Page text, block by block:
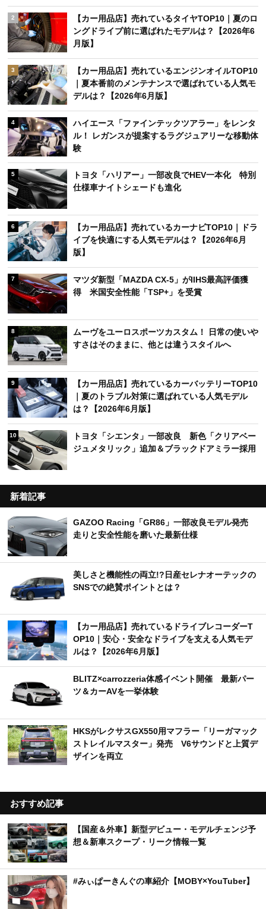
2
【カー用品店】売れているタイヤTOP10｜夏のロ
ングドライブ前に選ばれたモデルは？【2026年6
月版】
3
【カー用品店】売れているエンジンオイルTOP10
｜夏本番前のメンテナンスで選ばれている人気モ
デルは？【2026年6月版】
4
ハイエース「ファインテックツアラー」をレンタ
ル！ レガンスが提案するラグジュアリーな移動体
験
5
トヨタ「ハリアー」一部改良でHEV一本化 特別
仕様車ナイトシェードも進化
6
【カー用品店】売れているカーナビTOP10｜ドラ
イブを快適にする人気モデルは？【2026年6月
版】
7
マツダ新型「MAZDA CX-5」がIIHS最高評価獲
得 米国安全性能「TSP+」を受賞
8
ムーヴをユーロスポーツカスタム！ 日常の使いや
すさはそのままに、他とは違うスタイルへ
9
【カー用品店】売れているカーバッテリーTOP10
｜夏のトラブル対策に選ばれている人気モデル
は？【2026年6月版】
10
トヨタ「シエンタ」一部改良 新色「クリアベー
ジュメタリック」追加＆ブラックドアミラー採用
新着記事
GAZOO Racing「GR86」一部改良モデル発売
走りと安全性能を磨いた最新仕様
美しさと機能性の両立!?日産セレナオーテックの
SNSでの絶賛ポイントとは？
【カー用品店】売れているドライブレコーダーT
OP10｜安心・安全なドライブを支える人気モデ
ルは？【2026年6月版】
BLITZ×carrozzeria体感イベント開催 最新パー
ツ＆カーAVを一挙体験
HKSがレクサスGX550用マフラー「リーガマック
ストレイルマスター」発売 V6サウンドと上質デ
ザインを両立
おすすめ記事
【国産＆外車】新型デビュー・モデルチェンジ予
想＆新車スクープ・リーク情報一覧
#みぃぱーきんぐの車紹介【MOBY×YouTuber】